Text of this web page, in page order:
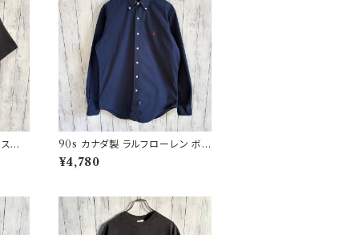
ッ
90s カナダ製 ラルフローレン ボタ
ンダウンシャツ Ralph Lauren
¥4,780